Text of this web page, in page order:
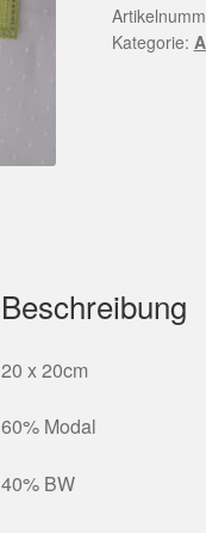
Kategorie:
Beschreibung
20 x 20cm
60% Modal
40% BW